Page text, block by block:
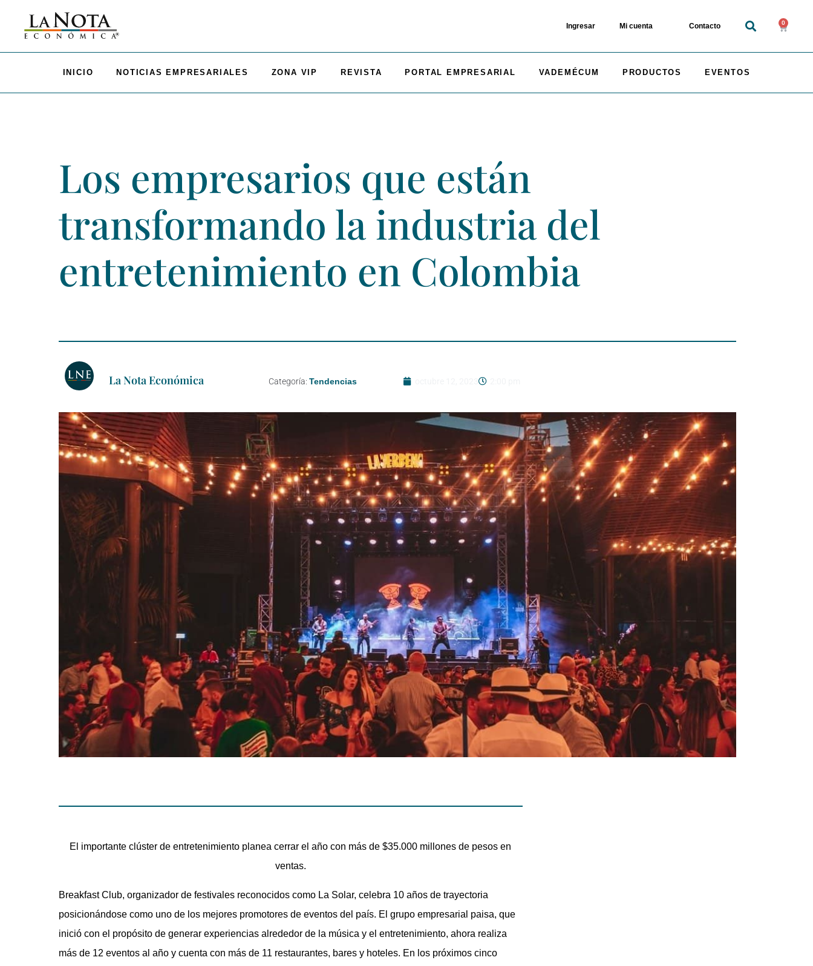
Ingresar Mi cuenta Contacto 0
INICIO NOTICIAS EMPRESARIALES ZONA VIP REVISTA PORTAL EMPRESARIAL VADEMÉCUM PRODUCTOS EVENTOS
Los empresarios que están
transformando la industria del
entretenimiento en Colombia
La Nota Económica Categoría: Tendencias
El importante clúster de entretenimiento planea cerrar el año con más de $35.000 millones de pesos en
ventas.
Breakfast Club, organizador de festivales reconocidos como La Solar, celebra 10 años de trayectoria
posicionándose como uno de los mejores promotores de eventos del país. El grupo empresarial paisa, que
inició con el propósito de generar experiencias alrededor de la música y el entretenimiento, ahora realiza
más de 12 eventos al año y cuenta con más de 11 restaurantes, bares y hoteles. En los próximos cinco